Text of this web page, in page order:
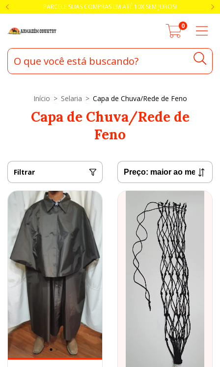
PARCELE SUAS COMPRAS EM ATÉ 10X SEM JUROS!
0
Início > Selaria > Capa de Chuva/Rede de Feno
Capa de Chuva/Rede de
Feno
Filtrar